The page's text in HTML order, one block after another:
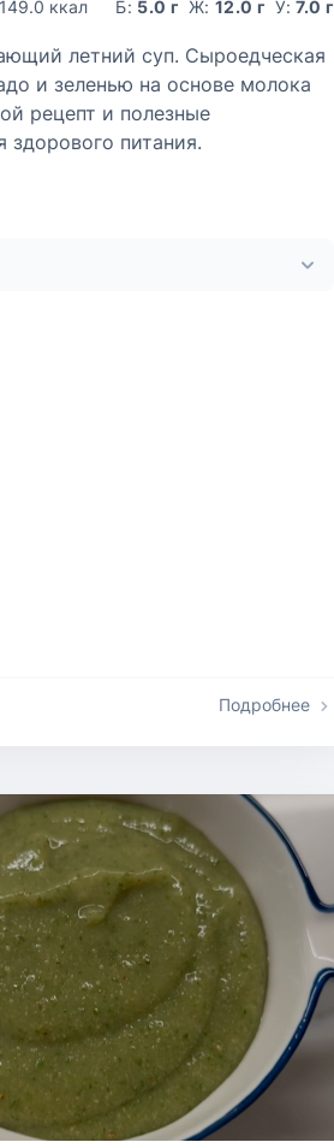
149.0 ккал Б: 5.0 г Ж:12.0 г У:7.0 г
летний суп. Сыроедческая
и зеленью на основе молока
рецепт и полезные
здорового питания.
Подробнее